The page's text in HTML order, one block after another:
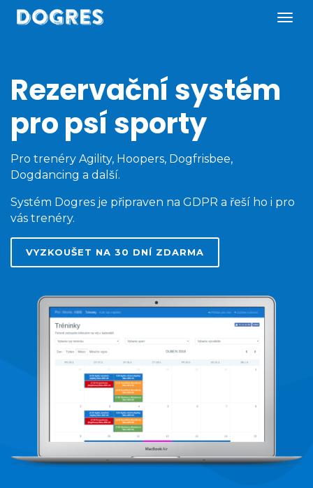
Rezervační systém
pro psí sporty
Pro trenéry Agility, Hoopers, Dogfrisbee,
Dogdancing a další.
Systém Dogres je připraven na GDPR a řeší ho i pro
vás trenéry.
VYZKOUŠET NA 30 DNÍ ZDARMA